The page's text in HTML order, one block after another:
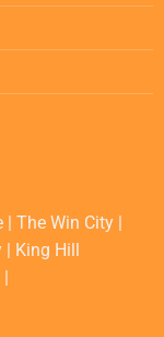
The Win City
King Hill